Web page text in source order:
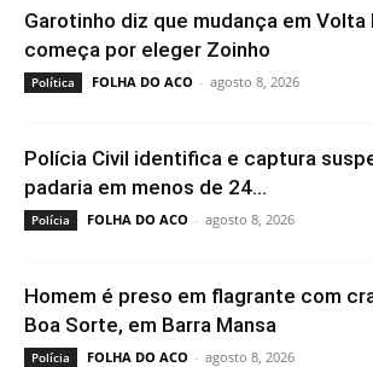
Garotinho diz que mudança em Volta
começa por eleger Zoinho
Política FOLHA DO ACO - agosto 8, 2026
Polícia Civil identifica e captura
padaria em menos de 24...
Polícia FOLHA DO ACO - agosto 8, 2026
Homem é preso em flagrante com
Boa Sorte, em Barra Mansa
Polícia FOLHA DO ACO - agosto 8, 2026